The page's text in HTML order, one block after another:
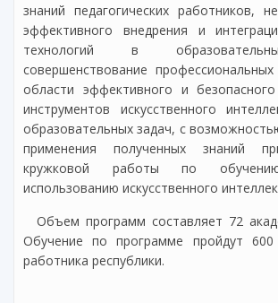
знаний педагогических работников,
эффективного внедрения и
технологий в
совершенствование
области эффективного и безопасного
инструментов искусственного
образовательных задач, с
применения полученных знаний
кружковой работы по
использованию искусственного
Объем программ составляет 72
Обучение по программе пройдут 600
работника республики.